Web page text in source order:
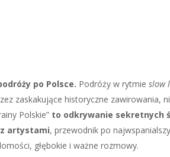
po Polsce. Podróży w rytmieslow
zaskakujące historyczne zawirowania,
Polskie” to odkrywanie sekretnych
artystami, przewodnik po
głębokie i ważne rozmowy.